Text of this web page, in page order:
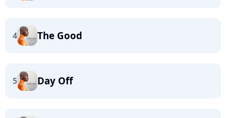
4 The Good
5 Day Off